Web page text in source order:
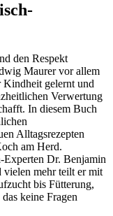
den Respekt
Maurer vor allem
Kindheit gelernt und
Verwertung
In diesem Buch
Alltagsrezepten
am Herd.
Experten Dr. Benjamin
mehr teilt er mit
bis Fütterung,
keine Fragen